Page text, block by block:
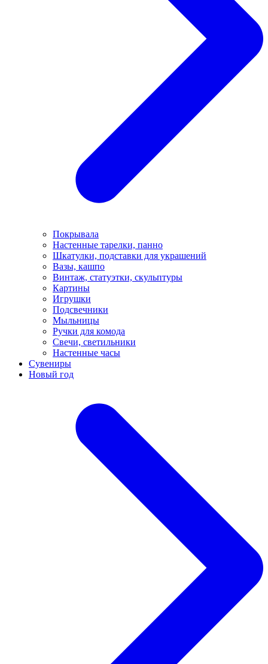
Покрывала
Настенные тарелки, панно
Шкатулки, подставки для украшений
Вазы, кашпо
Винтаж, статуэтки, скульптуры
Картины
Игрушки
Подсвечники
Мыльницы
Ручки для комода
Свечи, светильники
Настенные часы
Сувениры
Новый год